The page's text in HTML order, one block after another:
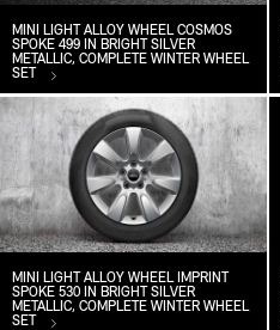
MINI LIGHT ALLOY WHEEL COSMOS
SPOKE 499 IN BRIGHT SILVER
METALLIC, COMPLETE WINTER WHEEL
SET
MINI LIGHT ALLOY WHEEL IMPRINT
SPOKE 530 IN BRIGHT SILVER
METALLIC, COMPLETE WINTER WHEEL
SET